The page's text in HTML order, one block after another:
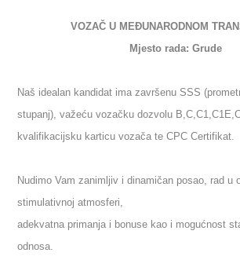
VOZAČ U MEĐUNARODNOM
Mjesto rada: Grude
Naš idealan kandidat ima završenu SSS
stupanj), važeću vozačku dozvolu
kvalifikacijsku karticu vozača te CPC Certifikat.
Nudimo Vam zanimljiv i dinamičan posao, rad u
stimulativnoj atmosferi,
adekvatna primanja i bonuse kao i mogućnost
odnosa.